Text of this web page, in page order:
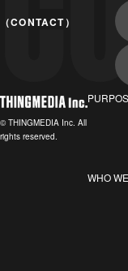
（CONTACT）
© THINGMEDIA Inc. All
rights reserved.
WHO